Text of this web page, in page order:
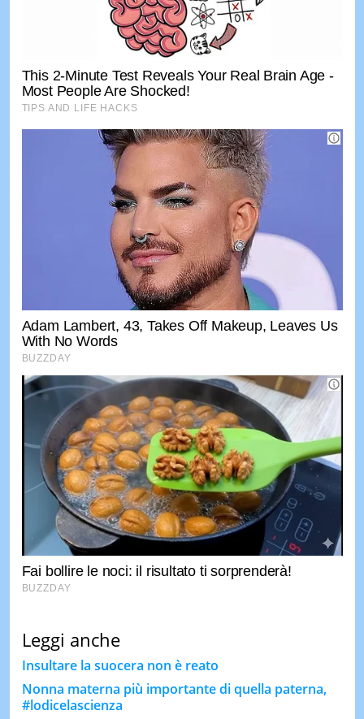
Leggi anche
Insultare la suocera non è reato
Nonna materna più importante di quella paterna,
#lodicelascienza